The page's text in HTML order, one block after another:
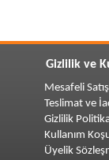
Gizlilik ve
Mesafeli
Teslimat ve
Gizlilik
Kullanım
Üyelik